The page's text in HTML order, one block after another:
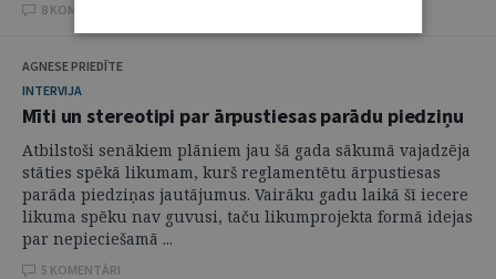
8 KOMENTĀRI
AGNESE PRIEDĪTE
INTERVIJA
Mīti un stereotipi par ārpustiesas parādu piedziņu
Atbilstoši senākiem plāniem jau šā gada sākumā vajadzēja
stāties spēkā likumam, kurš reglamentētu ārpustiesas
parāda piedziņas jautājumus. Vairāku gadu laikā šī iecere
likuma spēku nav guvusi, taču likumprojekta formā idejas
par nepieciešamā ...
5 KOMENTĀRI